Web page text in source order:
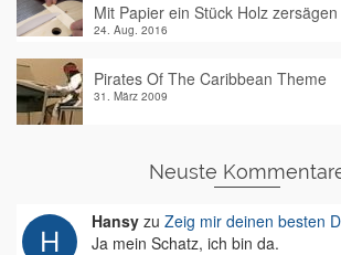
Mit Papier ein Stück Holz zersägen
24. Aug. 2016
Pirates Of The Caribbean Theme
31. März 2009
Neuste
Hansy zu Zeig mir deinen besten
Ja mein Schatz, ich bin da.